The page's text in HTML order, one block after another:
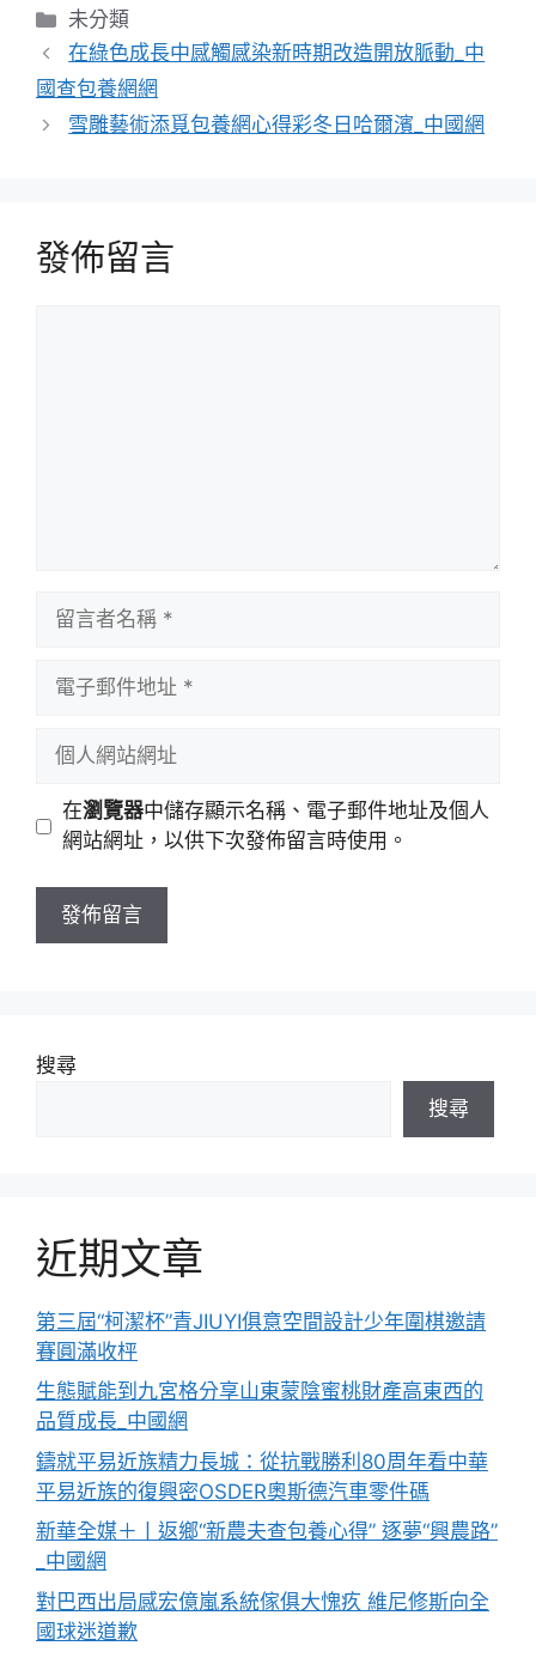
分
類
未分類
在綠色成長中感觸感染新時期改造開放脈動_中
國查包養網網
雪雕藝術添覓包養網心得彩冬日哈爾濱_中國網
發佈留言
址
站
址
在瀏覽器中儲存顯示名稱、電子郵件地址及個人
網站網址，以供下次發佈留言時使用。
搜尋
搜尋
近期文章
第三屆“柯潔杯”青JIUYI俱意空間設計少年圍棋邀請
賽圓滿收枰
生態賦能到九宮格分享山東蒙陰蜜桃財產高東西的
品質成長_中國網
鑄就平易近族精力長城：從抗戰勝利80周年看中華
平易近族的復興密OSDER奧斯德汽車零件碼
新華全媒＋丨返鄉“新農夫查包養心得” 逐夢“興農路”
_中國網
對巴西出局感宏億嵐系統傢俱大愧疚 維尼修斯向全
國球迷道歉